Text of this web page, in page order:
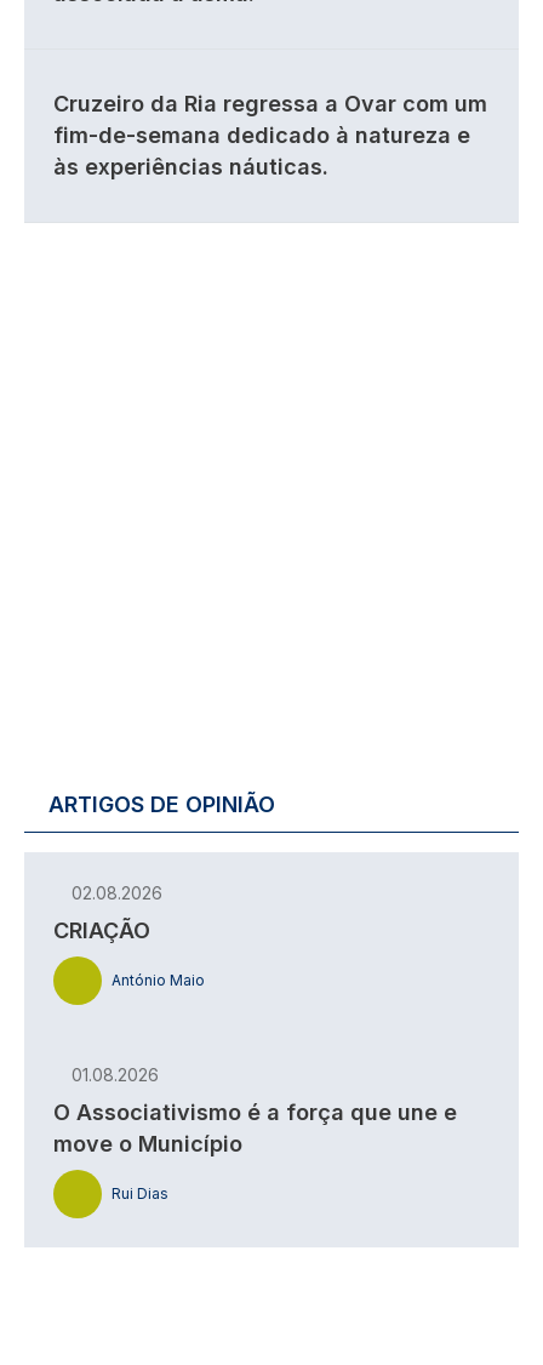
Cruzeiro da Ria regressa a Ovar com um
fim-de-semana dedicado à natureza e
às experiências náuticas.
ARTIGOS DE OPINIÃO
02.08.2026
CRIAÇÃO
António Maio
01.08.2026
O Associativismo é a força que une e
move o Município
Rui Dias